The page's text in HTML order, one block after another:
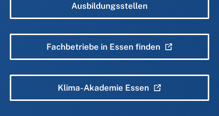
Ausbildungsstellen
Fachbetriebe in Essen finden
Klima-Akademie Essen